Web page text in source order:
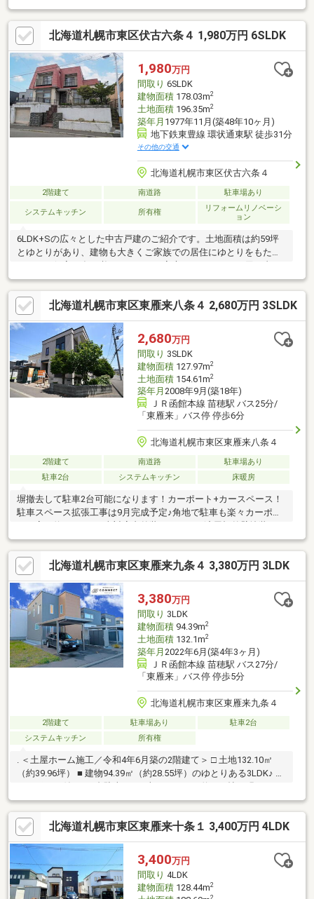
と合わせて開放感あふれるこだわりの造り。●都市ガスエコジョ
ーズ、コレモによる発電と売電で月々のランニングコストを節
約！●高減衰ゴムダンパーを用いた制震ユニット、ミライエΣを採
用。揺れを大幅に軽減し、繰り返しの余震に対しても効果が高
く、家の損傷を抑えます。●徒歩圏内に大型商業施設や複数の保
育施設、大きな公園もあり子育て世帯におススメ！●幹線道路や
高速を利用して、お車で各方面へアクセスしやすい立地。
北海道札幌市東区伏古六条４ 1,980万円 6SLDK
1,980万円
間取り 6SLDK
建物面積178.03m2
土地面積196.35m2
築年月 1977年11月(築48年10ヶ月)
地下鉄東豊線 環状通東駅 徒歩31分
その他の交通
北海道札幌市東区伏古六条４
2階建て 南道路 駐車場あり
システムキッチン 所有権
リフォームリノベーシ
ョン
6LDK+Sの広々とした中古戸建のご紹介です。土地面積は約59坪
とゆとりがあり、建物も大きくご家族での居住にゆとりをもたら
します。個室を多く必要とされるご家庭や、テレワーク用の書
斎、趣味のスペースなど、多様な活用が可能です。周辺環境とし
ては、お子様の教育施設が整っており、伏古小学校まで徒歩6分、
札幌中学校まで徒歩14分という距離感です。通学の利便性に優れ
ており、子育て世代の方にも暮らしやすいエリアです。また、生
活を支える商業施設も徒歩圏内となっており、日々の食料品など
の調達もスムーズに行えます。お支払いに関するシミュレーショ
ンのご提案や、住宅ローンに関するご質問にも丁寧に対応いたし
ます。
北海道札幌市東区東雁来八条４ 2,680万円 3SLDK
2,680万円
間取り 3SLDK
建物面積127.97m2
土地面積154.61m2
築年月 2008年9月(築18年)
ＪＲ函館本線 苗穂駅 バス25分/
「東雁来」バス停 停歩6分
北海道札幌市東区東雁来八条４
2階建て 南道路
駐車場あり
駐車2台
システムキッチン 床暖房
塀撤去して駐車2台可能になります！カーポート+カースペース！
駐車スペース拡張工事は9月完成予定♪角地で駐車も楽々カーポー
ニットバス・建具一部・クロスCF張替他既存住宅瑕疵保険加入で
安心南西角地！建坪大型38坪のゆとりある3LDK+WIC！リビング
に開放感ある吹き抜けLDK広々20帖！二面採光+吹き抜けで明るく
開放的キッチン後ろに物置、勝手口がありカーポートへ出られま
す雨や雪でもカーポートからお家に入れます♪2階にバルコニー付
きで洗濯物干しも安心ザ・ビッグ徒歩7分・コンビニ5分で買物便
北海道札幌市東区東雁来九条４ 3,380万円 3LDK
3,380万円
間取り 3LDK
建物面積94.39m2
土地面積132.1m2
築年月 2022年6月(築4年3ヶ月)
ＪＲ函館本線 苗穂駅 バス27分/
「東雁来」バス停 停歩5分
北海道札幌市東区東雁来九条４
2階建て 駐車場あり
駐車2台
システムキッチン
所有権
. ＜土屋ホーム施工／令和4年6月築の2階建て＞ □ 土地132.10㎡
（約39.96坪） ■ 建物94.39㎡（約28.55坪）のゆとりある3LDK♪ □
カーポート付きで2台駐車可 ※車種による ■ 約17.0帖の明るい
LDKで家族が集まる広々空間 □ 食器洗浄乾燥機付きで家事を時短
■ 一年中快適に過ごせるエアコン搭載 □ 静かな住環境で子育てに
適したロケーション ■ 国道275号へのアクセス良好で通勤・お出
かけもスムーズ 【周辺環境】 ・ローソン 徒歩7分 ・ホーマッ
ク 徒歩10分 ・ザ・ビッグ 徒歩10分 お気軽にお問い合わせく
ださい♪
北海道札幌市東区東雁来十条１ 3,400万円 4LDK
3,400万円
間取り 4LDK
建物面積128.44m2
2